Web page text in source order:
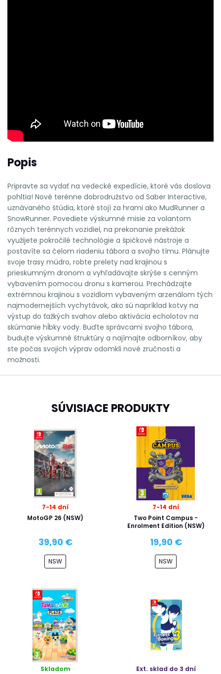
Popis
Pripravte sa vydať na vedecké expedície, ktoré vás doslova
pohltia! Nové terénne dobrodružstvo od Saber Interactive,
uznávaného štúdia, ktoré stojí za hrami ako MudRunner a
SnowRunner. Povediete výskumné misie za volantom
rôznych terénnych vozidiel, na prekonanie prekážok
využijete pokročilé technológie a špičkové nástroje a
postavíte sa čelom riadeniu tábora a svojho tímu. Plánujte
svoje trasy múdro, robte prelety nad krajinou s
prieskumným dronom a vyhľadávajte skrýše s cenným
vybavením pomocou dronu s kamerou. Prechádzajte
extrémnou krajinou s vozidlom vybaveným arzenálom tých
najmodernejších vychytávok, ako sú napríklad kotvy na
výstup do ťažkých svahov alebo aktivácia echolotov na
skúmanie hĺbky vody. Buďte správcami svojho tábora,
budujte výskumné štruktúry a najímajte odborníkov, aby
ste počas svojich výprav odomkli nové zručnosti a
možnosti.
SÚVISIACE PRODUKTY
7-14 dní
MotoGP 26 (NSW)
39,90 €
NSW
7-14 dní
Two Point Campus -
Enrolment Edition (NSW)
19,90 €
NSW
Skladom
Ext. sklad do 3 dní